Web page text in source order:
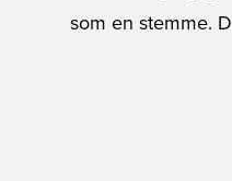
som en stemme.